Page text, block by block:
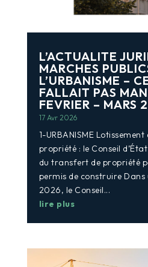
L’ACTUALITE
MARCHES
L’URBANISME –
FALLAIT PAS
FEVRIER – MARS
17 Avr 2026
1-URBANISME
propriété : le Conseil
du transfert de propriété
permis de construire
2026, le Conseil...
lire plus